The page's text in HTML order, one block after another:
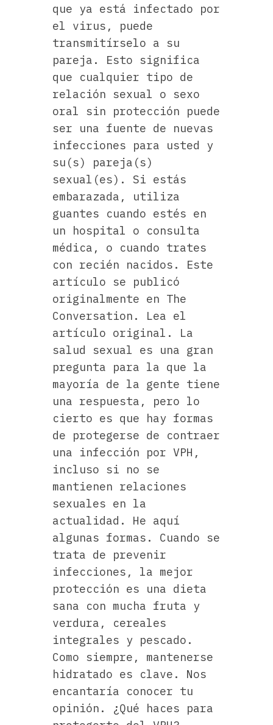
que ya está infectado por
el virus, puede
transmitírselo a su
pareja. Esto significa
que cualquier tipo de
relación sexual o sexo
oral sin protección puede
ser una fuente de nuevas
infecciones para usted y
su(s) pareja(s)
sexual(es). Si estás
embarazada, utiliza
guantes cuando estés en
un hospital o consulta
médica, o cuando trates
con recién nacidos. Este
artículo se publicó
originalmente en The
Conversation. Lea el
artículo original. La
salud sexual es una gran
pregunta para la que la
mayoría de la gente tiene
una respuesta, pero lo
cierto es que hay formas
de protegerse de contraer
una infección por VPH,
incluso si no se
mantienen relaciones
sexuales en la
actualidad. He aquí
algunas formas. Cuando se
trata de prevenir
infecciones, la mejor
protección es una dieta
sana con mucha fruta y
verdura, cereales
integrales y pescado.
Como siempre, mantenerse
hidratado es clave. Nos
encantaría conocer tu
opinión. ¿Qué haces para